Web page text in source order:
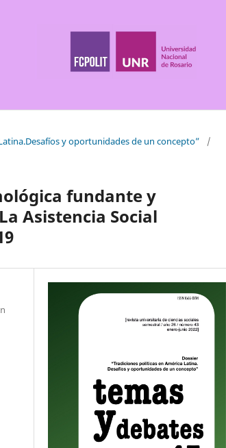
y oportunidades de un concepto”
/
fundante y
Asistencia Social